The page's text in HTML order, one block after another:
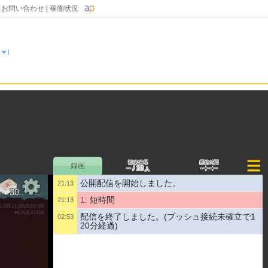
お問い合わせ 稼働状況
視聴/来場
--/30人
配信時間
--:--:--
21:13 公開配信を開始しました。
21:13 1: 短時間
02:53
配信を終了しました。(プッシュ接続未確立で1
20分経過)